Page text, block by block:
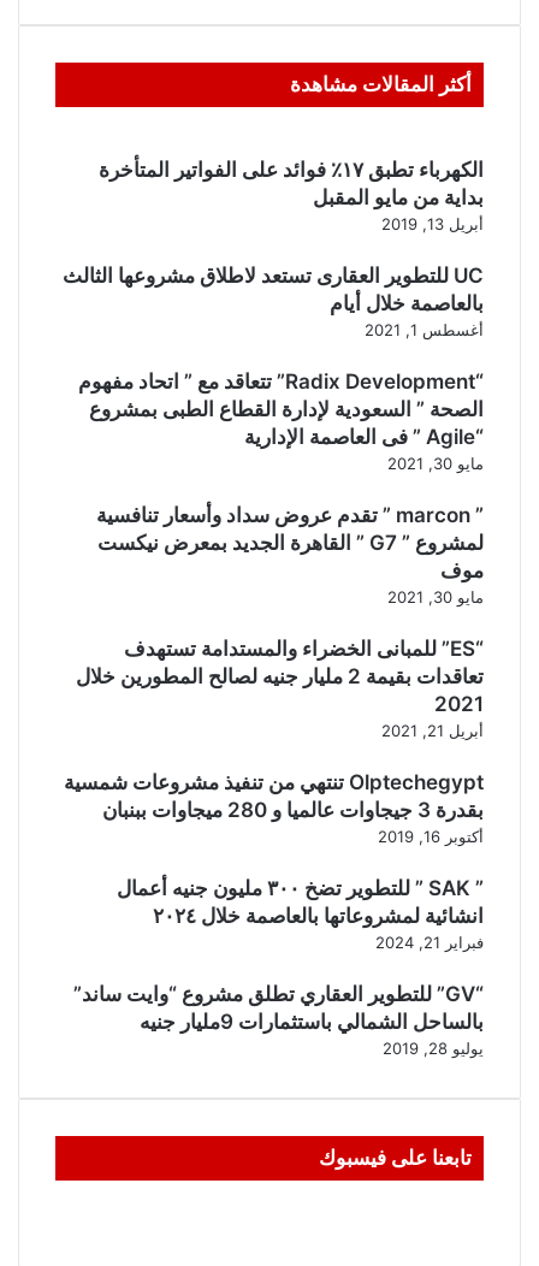
أكثر المقالات مشاهدة
الكهرباء تطبق ١٧٪ فوائد على الفواتير المتأخرة
بداية من مايو المقبل
أبريل 13, 2019
UC للتطوير العقارى تستعد لاطلاق مشروعها الثالث
بالعاصمة خلال أيام
أغسطس 1, 2021
“Radix Development” تتعاقد مع ” اتحاد مفهوم
الصحة ” السعودية لإدارة القطاع الطبى بمشروع
“Agile ” فى العاصمة الإدارية
مايو 30, 2021
” marcon ” تقدم عروض سداد وأسعار تنافسية
لمشروع ” G7 ” القاهرة الجديد بمعرض نيكست
موف
مايو 30, 2021
“ES” للمبانى الخضراء والمستدامة تستهدف
تعاقدات بقيمة 2 مليار جنيه لصالح المطورين خلال
2021
أبريل 21, 2021
Olptechegypt تنتهي من تنفيذ مشروعات شمسية
بقدرة 3 جيجاوات عالميا و 280 ميجاوات ببنبان
أكتوبر 16, 2019
” SAK ” للتطوير تضخ ٣٠٠ مليون جنيه أعمال
انشائية لمشروعاتها بالعاصمة خلال ٢٠٢٤
فبراير 21, 2024
“GV” للتطوير العقاري تطلق مشروع “وايت ساند”
بالساحل الشمالي باستثمارات 9مليار جنيه
يوليو 28, 2019
تابعنا على فيسبوك